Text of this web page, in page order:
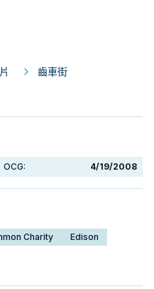
齒車街
OCG: 4/19/2008
Charity
Edison